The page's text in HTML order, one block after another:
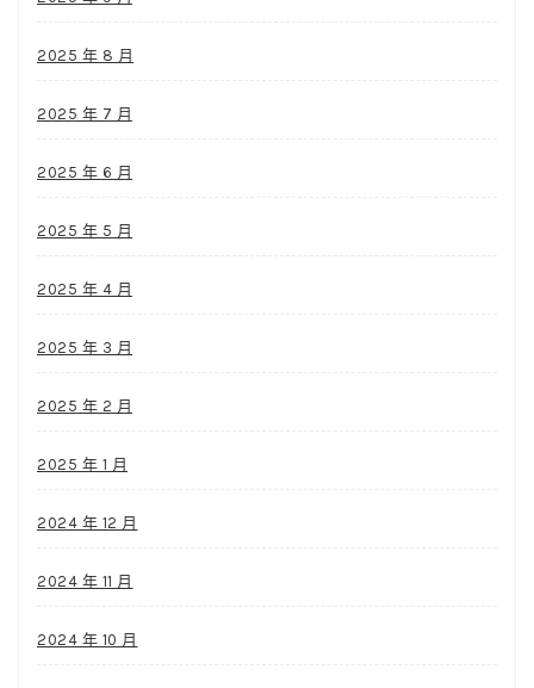
2025 年 8 月
2025 年 7 月
2025 年 6 月
2025 年 5 月
2025 年 4 月
2025 年 3 月
2025 年 2 月
2025 年 1 月
2024 年 12 月
2024 年 11 月
2024 年 10 月